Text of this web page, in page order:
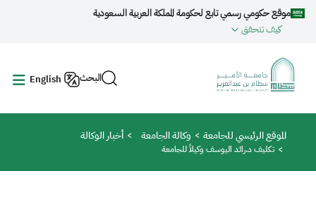
تجاوز إلى المحتوى الرئيسي
موقع حكومي رسمي تابع لحكومة المملكة العربية السعودية
كيف تتحقق
البحث English
مسار التنقل
الموقع الرئيسي للجامعة وكالة الجامعة أخبار الوكالة
تكليف د.رائد اليوسف وكيلاً للجامعة